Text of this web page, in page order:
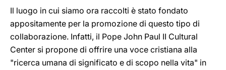
Il luogo in cui siamo ora raccolti è stato fondato
appositamente per la promozione di questo tipo di
collaborazione. Infatti, il Pope John Paul II Cultural
Center si propone di offrire una voce cristiana alla
"ricerca umana di significato e di scopo nella vita" in